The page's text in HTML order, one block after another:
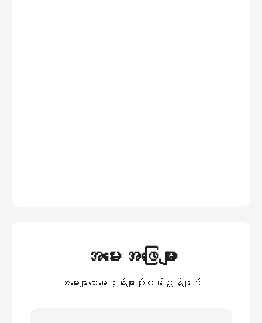
အမေးအဖြေများ
အမေးများသောမေးခွန်းများသို့လမ်းညွှန်ချက်